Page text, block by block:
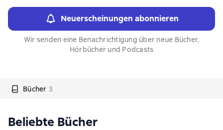
Neuerscheinungen abonnieren
Wir senden eine Benachrichtigung über neue Bücher,
Hörbücher und Podcasts
Bücher 3
Beliebte Bücher